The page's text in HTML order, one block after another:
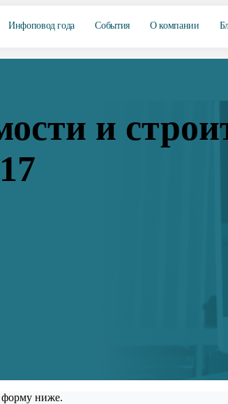
Инфоповод года События О компании
и
форму ниже.